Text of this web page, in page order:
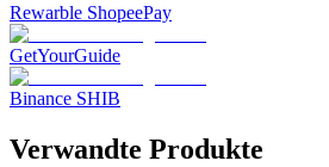
Rewarble ShopeePay
GetYourGuide
Binance SHIB
Verwandte Produkte